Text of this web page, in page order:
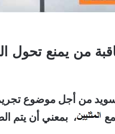
من يمنع
من أجل موضوع
، بمعني أن يتم